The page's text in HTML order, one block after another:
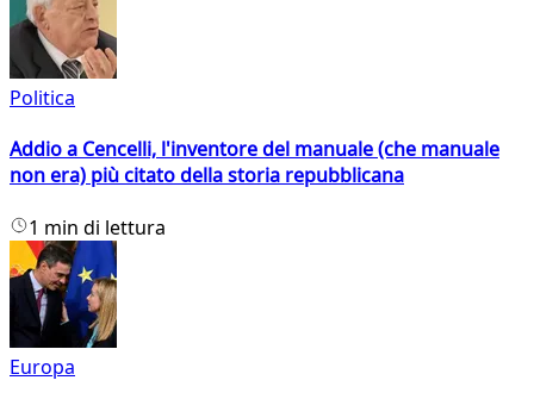
Politica
Addio a Cencelli, l'inventore del manuale (che manuale
non era) più citato della storia repubblicana
1 min di lettura
Europa